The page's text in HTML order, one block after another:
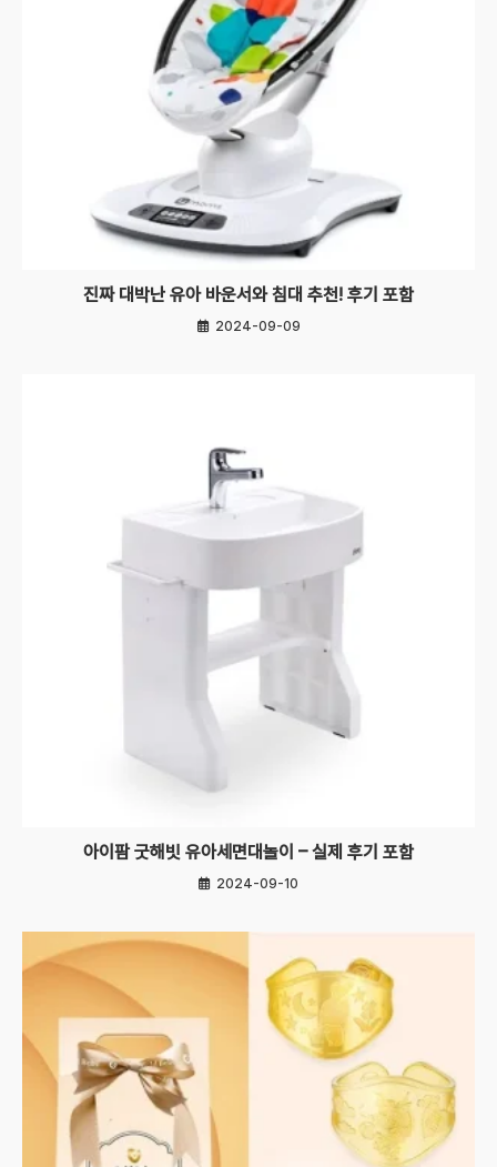
진짜 대박난 유아 바운서와 침대 추천! 후기 포함
2024-09-09
아이팜 굿해빗 유아세면대놀이 – 실제 후기 포함
2024-09-10